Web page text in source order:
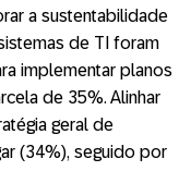
a sustentabilidade
de TI foram
implementar planos
de 35%. Alinhar
geral de
(34%), seguido por